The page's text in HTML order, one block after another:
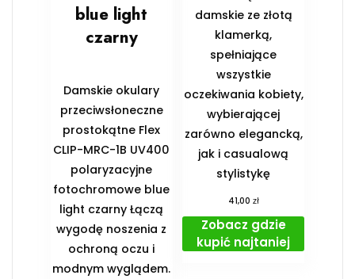
blue light
czarny
Damskie okulary
przeciwsłoneczne
prostokątne Flex
CLIP-MRC-1B UV400
polaryzacyjne
fotochromowe blue
light czarny Łączą
wygodę noszenia z
ochroną oczu i
modnym wyglądem.
damskie ze złotą
klamerką,
spełniające
wszystkie
oczekiwania kobiety,
wybierającej
zarówno elegancką,
jak i casualową
stylistykę
41,00 zł
Zobacz gdzie
kupić najtaniej